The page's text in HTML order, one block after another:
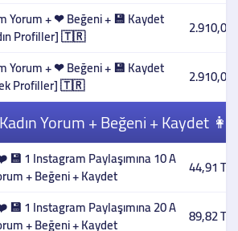
Yorum + ❤ Beğeni + 💾 Kaydet
Profiller] 🇹🇷 2.910,00
Yorum + ❤ Beğeni + 💾 Kaydet
Profiller] 🇹🇷 2.910,00
Yorum + Beğeni + Kaydet
1 Instagram Paylaşımına 10 A
+ Beğeni + Kaydet 44,91 TL
1 Instagram Paylaşımına 20 A
+ Beğeni + Kaydet 89,82 TL